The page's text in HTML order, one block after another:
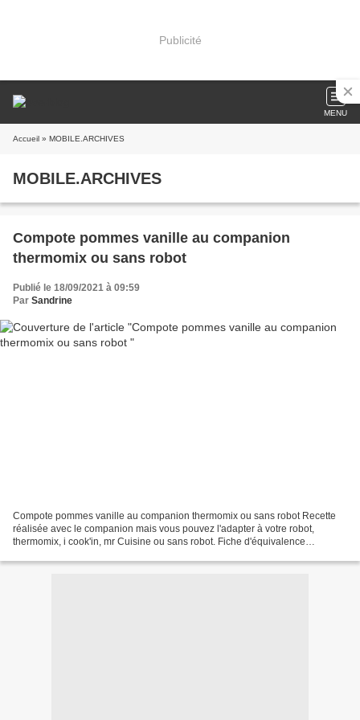
Publicité
MENU
Accueil » MOBILE.ARCHIVES
MOBILE.ARCHIVES
Compote pommes vanille au companion
thermomix ou sans robot
Publié le 18/09/2021 à 09:59
Par Sandrine
Compote pommes vanille au companion thermomix ou sans robot Recette
réalisée avec le companion mais vous pouvez l'adapter à votre robot,
thermomix, i cook'in, mr Cuisine ou sans robot. Fiche d'équivalence